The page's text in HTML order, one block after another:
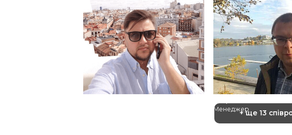
Менеджер+ ще 13